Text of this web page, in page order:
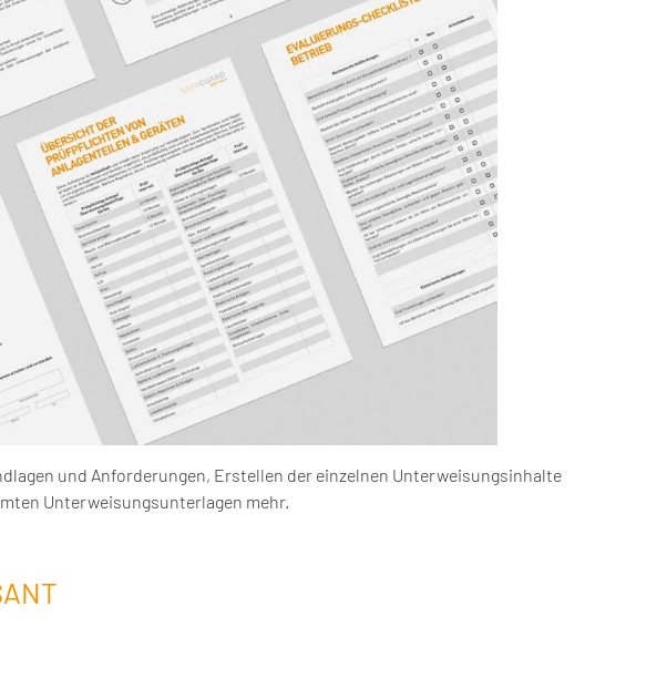
und Anforderungen, Erstellen der einzelnen Unterweisungsinhalte
Unterweisungsunterlagen mehr.